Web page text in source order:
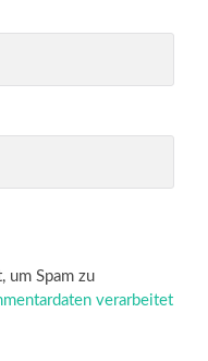
um Spam zu
verarbeitet